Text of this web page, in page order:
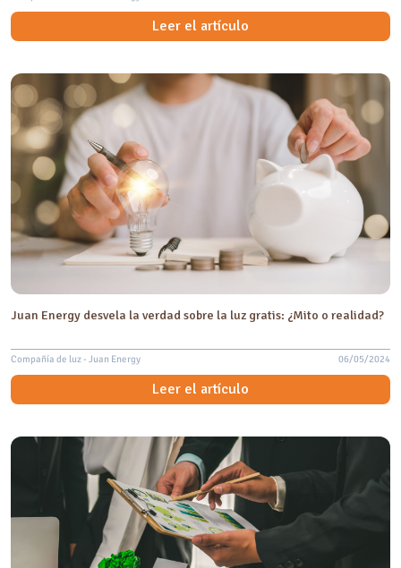
Leer el artículo
Juan Energy desvela la verdad sobre la luz gratis: ¿Mito o realidad?
Compañía de luz - Juan Energy 06/05/2024
Leer el artículo